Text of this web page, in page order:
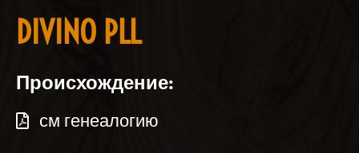
DIVINO PLL
Происхождение:
см генеалогию